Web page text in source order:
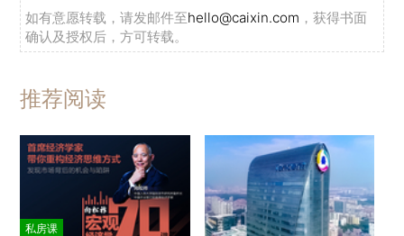
如有意愿转载，请发邮件至hello@caixin.com ，获得书面
确认及授权后，方可转载。
推荐阅读
私房课